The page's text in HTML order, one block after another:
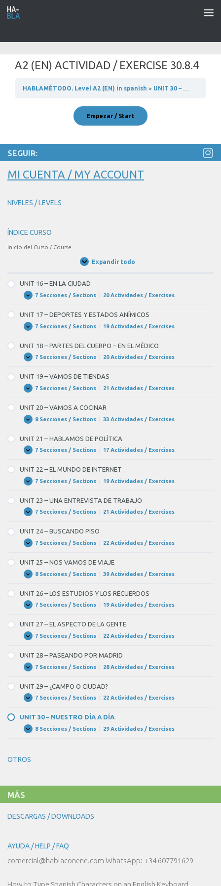
Saltar al contenido
A2 (EN) ACTIVIDAD / EXERCISE 30.8.4
HABLAMÉTODO. Level A2 (EN) in spanish UNIT 30 – NUESTRO DÍA A DÍA
SEGUIR:
MI CUENTA / MY ACCOUNT
NIVELES / LEVELS
ÍNDICE CURSO
Inicio del Curso / Course
Expandir todo
Unidades
UNIT 16 – EN LA CIUDAD
Expandir
UNIT
–
EN
LA
CIUDAD
7 Secciones / Sections 20 Actividades / Exercises
UNIT 17 – DEPORTES Y ESTADOS ANÍMICOS
Expandir
UNIT
–
DEPORTES
Y
ESTADOS
7 Secciones / Sections 19 Actividades / Exercises
UNIT 18 – PARTES DEL CUERPO – EN EL MÉDICO
Expandir
UNIT
–
PARTES
DEL
CUERPO
EN
EL
MÉDICO
7 Secciones / Sections 20 Actividades / Exercises
UNIT 19 – VAMOS DE TIENDAS
Expandir
UNIT
–
VAMOS
DE
TIENDAS
7 Secciones / Sections 21 Actividades / Exercises
UNIT 20 – VAMOS A COCINAR
Expandir
UNIT
–
VAMOS
A
COCINAR
8 Secciones / Sections 33 Actividades / Exercises
UNIT 21 – HABLAMOS DE POLÍTICA
Expandir
UNIT
–
HABLAMOS
DE
POLÍTICA
7 Secciones / Sections 17 Actividades / Exercises
UNIT 22 – EL MUNDO DE INTERNET
Expandir
UNIT
–
EL
MUNDO
7 Secciones / Sections 19 Actividades / Exercises
UNIT 23 – UNA ENTREVISTA DE TRABAJO
Expandir
UNIT
–
UNA
ENTREVISTA
DE
7 Secciones / Sections 21 Actividades / Exercises
UNIT 24 – BUSCANDO PISO
Expandir
UNIT
–
BUSCANDO
PISO
7 Secciones / Sections 22 Actividades / Exercises
UNIT 25 – NOS VAMOS DE VIAJE
Expandir
UNIT
–
NOS
VAMOS
DE
8 Secciones / Sections 39 Actividades / Exercises
UNIT 26 – LOS ESTUDIOS Y LOS RECUERDOS
Expandir
UNIT
–
LOS
ESTUDIOS
Y
RECUERDOS
7 Secciones / Sections 19 Actividades / Exercises
UNIT 27 – EL ASPECTO DE LA GENTE
Expandir
UNIT
–
EL
ASPECTO
DE
GENTE
7 Secciones / Sections 22 Actividades / Exercises
UNIT 28 – PASEANDO POR MADRID
Expandir
UNIT
–
PASEANDO
POR
MADRID
7 Secciones / Sections 28 Actividades / Exercises
UNIT 29 – ¿CAMPO O CIUDAD?
Expandir
UNIT
–
¿CAMPO
O
CIUDAD?
7 Secciones / Sections 22 Actividades / Exercises
UNIT 30 – NUESTRO DÍA A DÍA
Expandir
UNIT
DÍA
8 Secciones / Sections 29 Actividades / Exercises
OTROS
MÁS
DESCARGAS / DOWNLOADS
AYUDA / HELP / FAQ
comercial@hablaconene.com WhatsApp: +34 607791629
How to Type Spanish Characters on an English Keyboard